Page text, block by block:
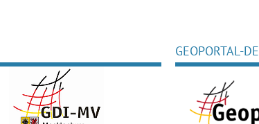
GEOPORTAL-DE